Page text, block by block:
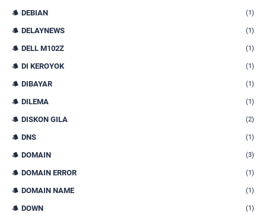
DEBIAN (1)
DELAYNEWS (1)
DELL M102Z (1)
DI KEROYOK (1)
DIBAYAR (1)
DILEMA (1)
DISKON GILA (2)
DNS (1)
DOMAIN (3)
DOMAIN ERROR (1)
DOMAIN NAME (1)
DOWN (1)